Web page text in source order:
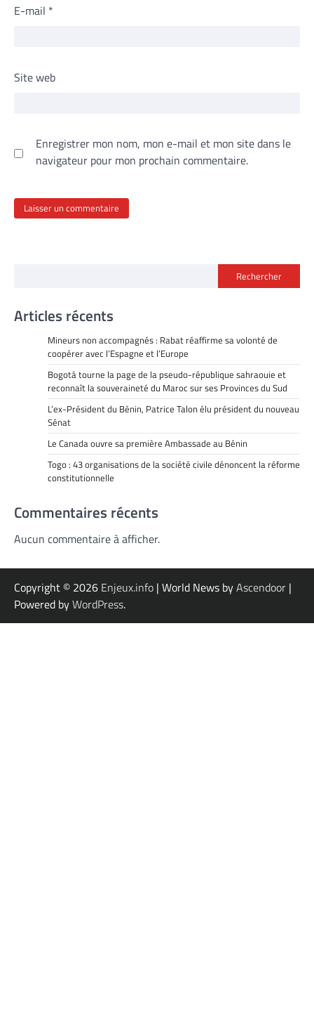
E-mail *
Site web
Enregistrer mon nom, mon e-mail et mon site dans le
navigateur pour mon prochain commentaire.
Rechercher
Articles récents
Mineurs non accompagnés : Rabat réaffirme sa volonté de
coopérer avec l’Espagne et l’Europe
Bogotá tourne la page de la pseudo-république sahraouie et
reconnaît la souveraineté du Maroc sur ses Provinces du Sud
L’ex-Président du Bénin, Patrice Talon élu président du nouveau
Sénat
Le Canada ouvre sa première Ambassade au Bénin
Togo : 43 organisations de la société civile dénoncent la réforme
constitutionnelle
Commentaires récents
Aucun commentaire à afficher.
Copyright © 2026 Enjeux.info | World News byAscendoor |
Powered byWordPress.